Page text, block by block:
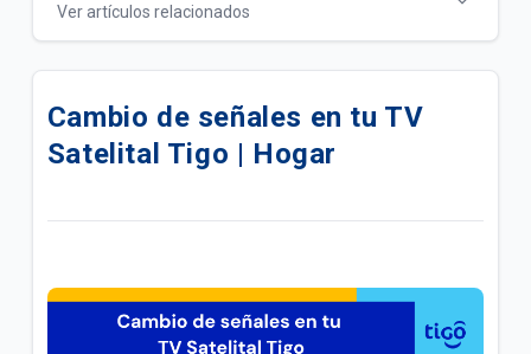
Ver artículos relacionados
Actualiza tu servicio de TV y mejora tu experiencia |
Cambios en Grilla de TV: Marzo 2026
Hogar
¿Cómo reiniciar tu caja de cable Android Tigo?
Cambio de señales en tu TV
Satelital Tigo | Hogar